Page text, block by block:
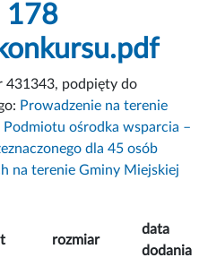
178
431343, podpięty do
Prowadzenie na terenie
ośrodka wsparcia –
dla 45 osób
na terenie Gminy Miejskiej
rozmiar
data
dodania